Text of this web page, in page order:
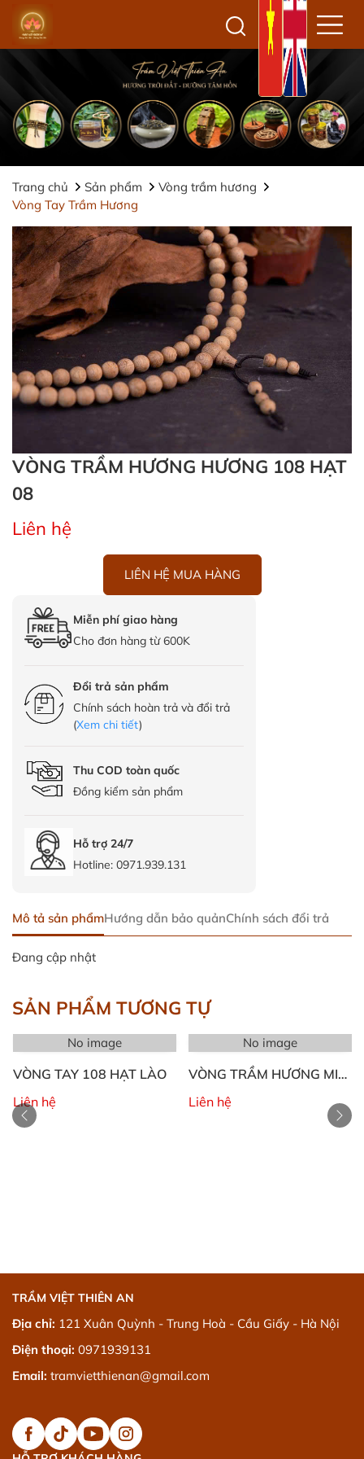
Trang chủ Sản phẩm
Vòng trầm hương
Vòng Tay Trầm Hương
VÒNG TRẦM HƯƠNG HƯƠNG 108 HẠT
08
Liên hệ
LIÊN HỆ MUA HÀNG
Miễn phí giao hàng
Cho đơn hàng từ 600K
Đổi trả sản phẩm
Chính sách hoàn trả và đổi trả
(Xem chi tiết)
Thu COD toàn quốc
Đồng kiểm sản phẩm
Hỗ trợ 24/7
Hotline: 0971.939.131
Mô tả sản phẩmHướng dẫn bảo quảnChính sách đổi trả
Đang cập nhật
SẢN PHẨM TƯƠNG TỰ
No image
VÒNG TAY 108 HẠT LÀO
Liên hệ
No image
VÒNG TRẦM HƯƠNG MIX
ĐÁ 01
Liên hệ
TRẦM VIỆT THIÊN AN
Địa chỉ: 121 Xuân Quỳnh - Trung Hoà - Cầu Giấy - Hà Nội
Điện thoại: 0971939131
Email: tramvietthienan@gmail.com